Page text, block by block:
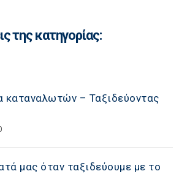
της κατηγορίας:
καταναλωτών – Ταξιδεύοντας
μας όταν ταξιδεύουμε με το